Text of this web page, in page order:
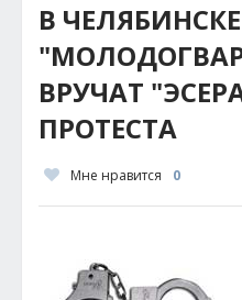
В ЧЕЛЯБИНСКЕ
ВРУЧАТ
ПРОТЕСТА
Мне нравится 0